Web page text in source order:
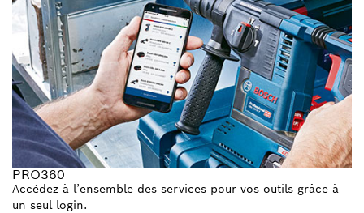
PRO360
Accédez à l’ensemble des services pour vos outils grâce à
un seul login.